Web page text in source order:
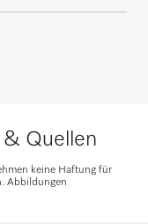
& Quellen
keine Haftung für
Abbildungen